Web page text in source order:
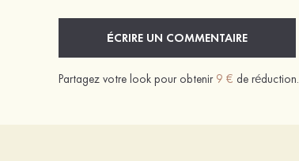
ÉCRIRE UN COMMENTAIRE
Partagez votre look pour obtenir 9 € de réduction.